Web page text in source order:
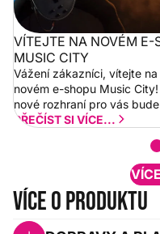
VÍTEJTE NA NOVÉM E-
MUSIC CITY
Vážení zákazníci, vítejte na
novém e-shopu Music
nové rozhraní pro vás
a rychlejší. Postupně
PŘEČÍST SI VÍCE...
Více o produktu